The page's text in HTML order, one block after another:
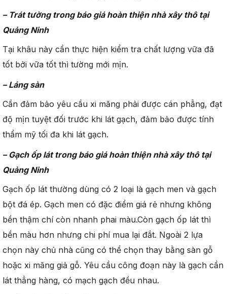
– Trát tường trong báo giá hoàn thiện nhà xây thô tại
Quảng Ninh
Tại khâu này cần thực hiện kiểm tra chất lượng vữa đã
tốt bởi vữa tốt thì tường mới mịn.
– Láng sàn
Cần đảm bảo yêu cầu xi măng phải được cán phẳng, đạt
độ mịn tuyệt đối trước khi lát gạch, đảm bảo được tính
thẩm mỹ tối đa khi lát gạch.
– Gạch ốp lát trong báo giá hoàn thiện nhà xây thô tại
Quảng Ninh
Gạch ốp lát thường dùng có 2 loại là gạch men và gạch
bột đá ép. Gạch men có đặc điểm giá rẻ nhưng không
bền thậm chí còn nhanh phai màu.Còn gạch ốp lát thì
bền màu hơn nhưng chi phí mua lại đắt. Ngoài 2 lựa
chọn này chủ nhà cũng có thể chọn thay bằng sàn gỗ
hoặc xi măng giả gỗ. Yêu cầu công đoạn này là gạch cần
lát thẳng hàng, có mạch gạch đều nhau.